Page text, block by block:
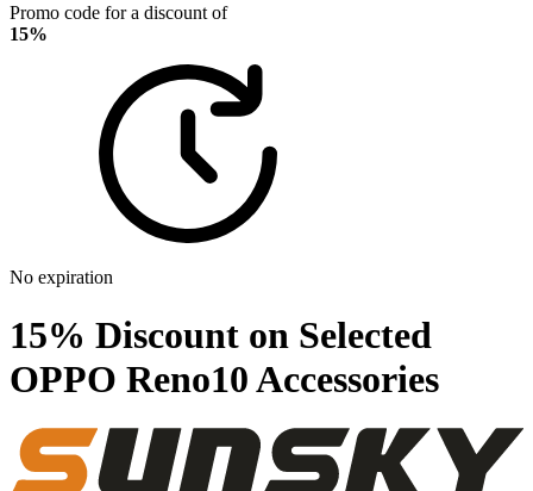
Promo code for a discount of
15%
No expiration
15% Discount on Selected
OPPO Reno10 Accessories